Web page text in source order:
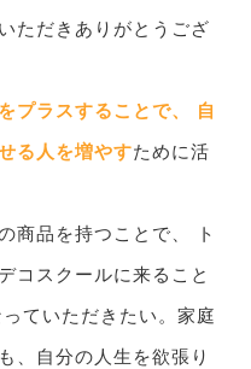
ただきありがとうござ
をプラスすることで、 自
る人を増やすために活
商品を持つことで、 ト
コスクールに来ること
ていただきたい。家庭
、自分の人生を欲張り